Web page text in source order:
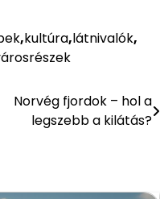
,kultúra,látnivalók,
Norvég fjordok – hol a
legszebb a kilátás?